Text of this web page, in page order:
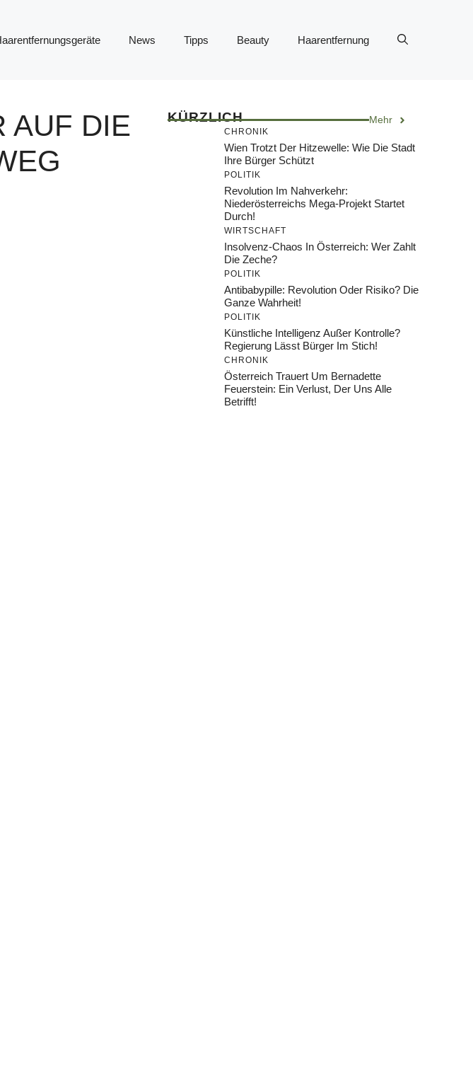
News Tipps Beauty Haarentfernung
AUF DIE
KÜRZLICH Mehr
CHRONIK
Wien Trotzt Der Hitzewelle: Wie Die Stadt
Ihre Bürger Schützt
POLITIK
Revolution Im Nahverkehr:
Niederösterreichs Mega-Projekt Startet
Durch!
WIRTSCHAFT
Insolvenz-Chaos In Österreich: Wer Zahlt
Die Zeche?
POLITIK
Antibabypille: Revolution Oder Risiko? Die
Ganze Wahrheit!
POLITIK
Künstliche Intelligenz Außer Kontrolle?
Regierung Lässt Bürger Im Stich!
CHRONIK
Österreich Trauert Um Bernadette
Feuerstein: Ein Verlust, Der Uns Alle
Betrifft!